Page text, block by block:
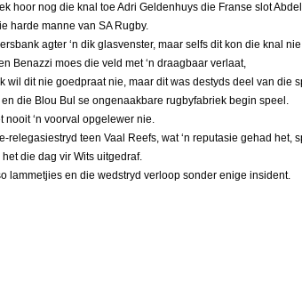
hoor nog die knal toe Adri Geldenhuys die Franse slot
harde manne van SA Rugby.
agter ‘n dik glasvenster, maar selfs dit kon die knal
Benazzi moes die veld met ‘n draagbaar verlaat,
wil dit nie goedpraat nie, maar dit was destyds deel van die
die Blou Bul se ongenaakbare rugbyfabriek begin speel.
nooit ‘n voorval opgelewer nie.
relegasiestryd teen Vaal Reefs, wat ‘n reputasie gehad het,
die dag vir Wits uitgedraf.
lammetjies en die wedstryd verloop sonder enige insident.